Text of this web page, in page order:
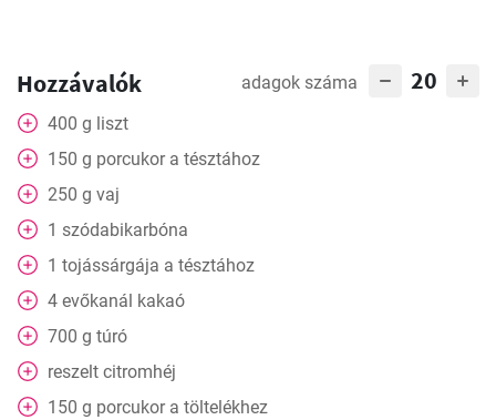
Hozzávalók adagok száma 20
400 g liszt
150 g porcukor a tésztához
250 g vaj
1 szódabikarbóna
1 tojássárgája a tésztához
4 evőkanál kakaó
700 g túró
reszelt citromhéj
150 g porcukor a töltelékhez